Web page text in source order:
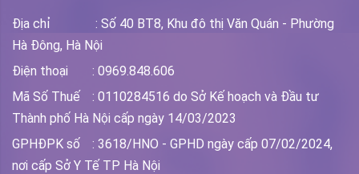
Địa chỉ
: Số 40 BT8, Khu đô thị Văn Quán - Phường
Hà Đông, Hà Nội
Điện thoại
: 0969.848.606
Mã Số Thuế
: 0110284516 do Sở Kế hoạch và Đầu tư
Thành phố Hà Nội cấp ngày 14/03/2023
GPHĐPK số
: 3618/HNO - GPHD ngày cấp 07/02/2024,
nơi cấp Sở Y Tế TP Hà Nội